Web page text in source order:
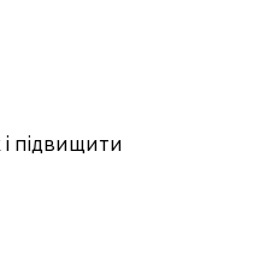
підвищити